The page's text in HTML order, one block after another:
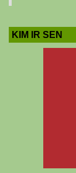
KIM IR SEN